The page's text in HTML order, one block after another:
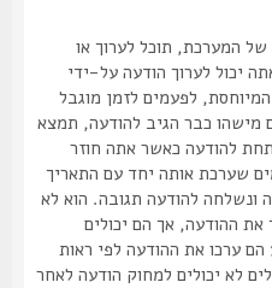
תוכל לערוך או
לערוך הודעה על-ידי
לפעמים לזמן מוגבל
כבר הגיב להודעה, תמצא
כאשר אתה חוזר
אותה יחד עם התאריך
להודעה תגובה. הוא לא
אך הם יכולים
את ההודעה לפי ראות
למחוק הודעה לאחר